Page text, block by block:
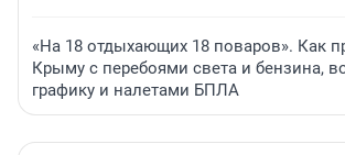
«На 18 отдыхающих 18 поваров». Как
Крыму с перебоями света и бензина,
графику и налетами БПЛА